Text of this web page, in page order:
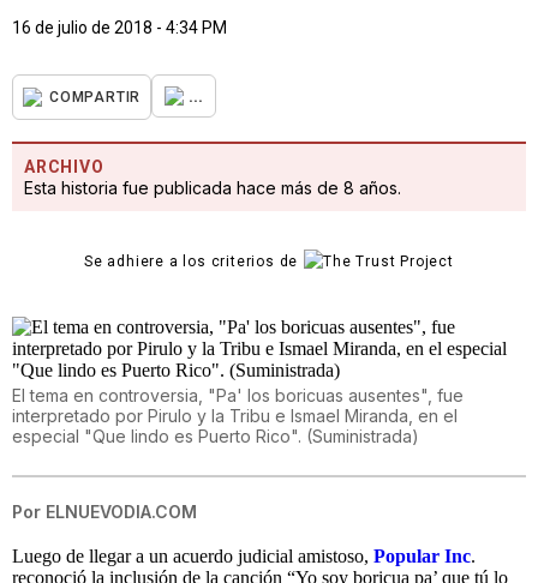
16 de julio de 2018 - 4:34 PM
COMPARTIR ...
ARCHIVO
Esta historia fue publicada hace más de 8 años.
Se adhiere a los criterios de
El tema en controversia, "Pa' los boricuas ausentes", fue
interpretado por Pirulo y la Tribu e Ismael Miranda, en el
especial "Que lindo es Puerto Rico". (Suministrada)
Por ELNUEVODIA.COM
Luego de llegar a un acuerdo judicial amistoso, Popular Inc.
reconoció la inclusión de la canción “Yo soy boricua pa’ que tú lo